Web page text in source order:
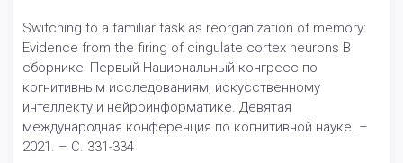
Switching to a familiar task as reorganization of memory:
Evidence from the firing of cingulate cortex neurons В
сборнике: Первый Национальный конгресс по
когнитивным исследованиям, искусственному
интеллекту и нейроинформатике. Девятая
международная конференция по когнитивной науке. –
2021. – С. 331-334